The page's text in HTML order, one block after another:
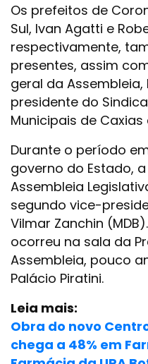
Os prefeitos de
Sul, Ivan Agatti e
respectivamente,
presentes, assim
geral da Assembleia,
presidente do
Municipais de Caxias
Durante o período
governo do Estado,
Assembleia
segundo vice-
Vilmar Zanchin
ocorreu na sala da
Assembleia, pouco
Palácio Piratini.
Leia mais:
Obra do novo
chega a 48% em